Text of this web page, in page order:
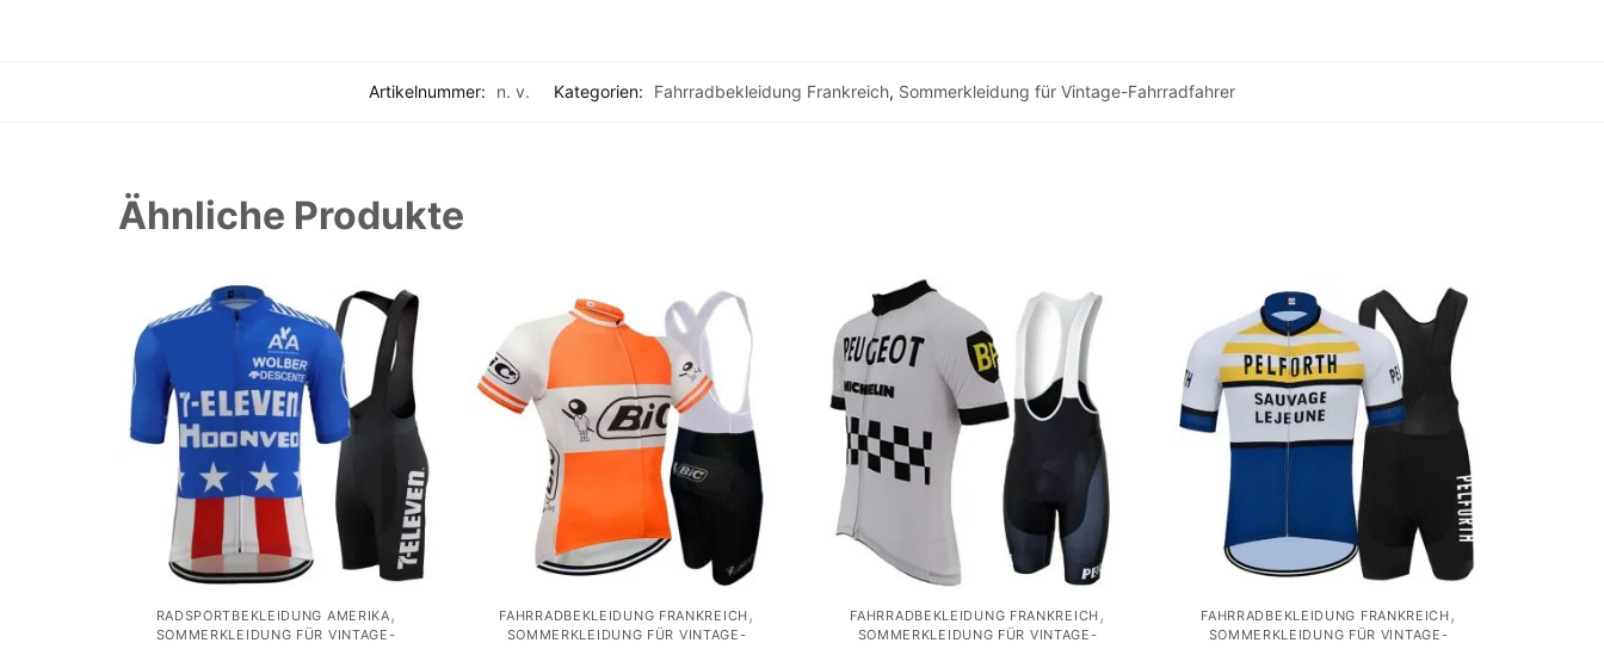
Artikelnummer: n. v. Kategorien: Fahrradbekleidung Frankreich, Sommerkleidung für Vintage-Fahrradfahrer
Ähnliche Produkte
RADSPORTBEKLEIDUNG AMERIKA,
SOMMERKLEIDUNG FÜR VINTAGE-
FAHRRADBEKLEIDUNG FRANKREICH,
SOMMERKLEIDUNG FÜR VINTAGE-
FAHRRADBEKLEIDUNG FRANKREICH,
SOMMERKLEIDUNG FÜR VINTAGE-
FAHRRADBEKLEIDUNG FRANKREICH,
SOMMERKLEIDUNG FÜR VINTAGE-